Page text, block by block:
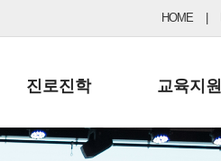
HOME
진로진학
공지사항 및 입시자료
교육지원
행정실